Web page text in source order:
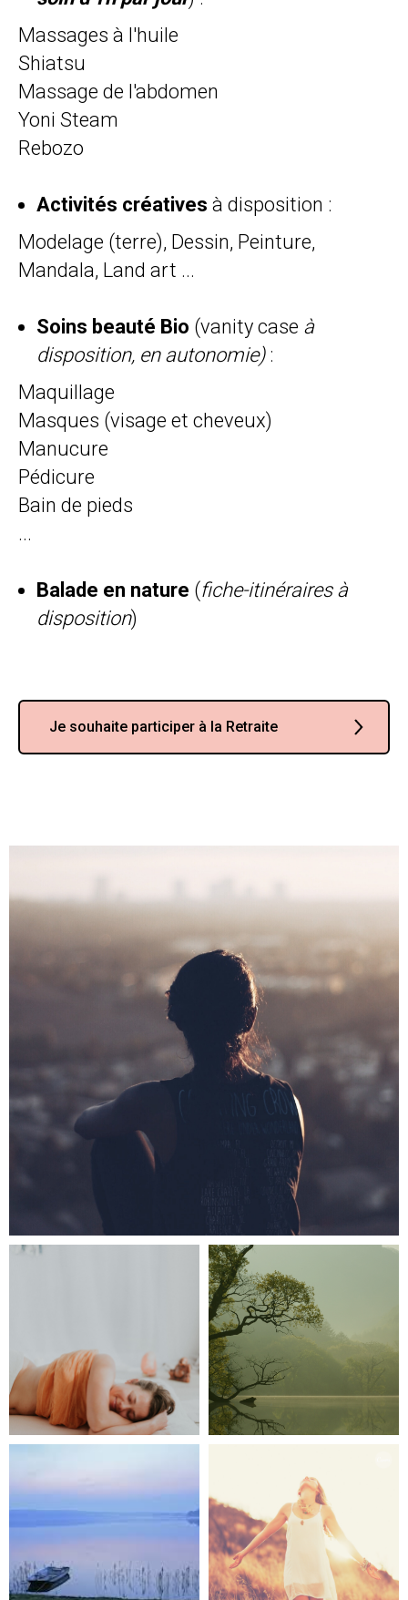
Massages à l'huile
Shiatsu
Massage de l'abdomen
Yoni Steam
Rebozo
Activités créatives à disposition :
Modelage (terre), Dessin, Peinture,
Mandala, Land art ...
Soins beauté Bio (vanity case à
disposition, en autonomie):
Maquillage
Masques (visage et cheveux)
Manucure
Pédicure
Bain de pieds
...
Balade en nature (fiche-itinéraires à
disposition)
Je souhaite participer à la Retraite